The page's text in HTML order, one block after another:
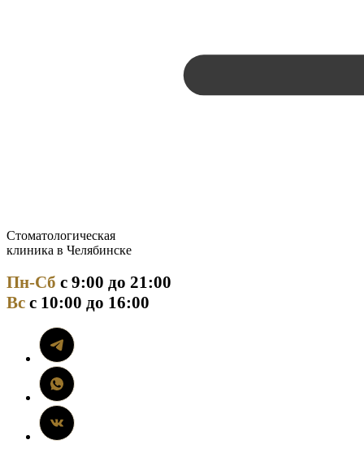
Стоматологическая
клиника в Челябинске
Пн-Сб с 9:00 до 21:00
Вс с 10:00 до 16:00